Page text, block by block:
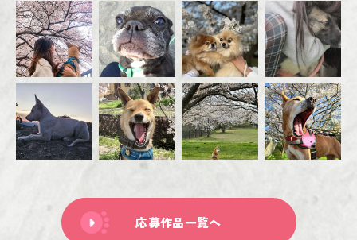
応募作品一覧へ